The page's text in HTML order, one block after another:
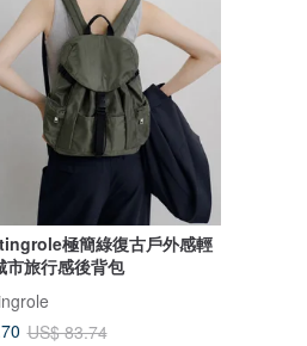
極簡綠復古戶外感輕
市旅行感後背包
US$ 83.74